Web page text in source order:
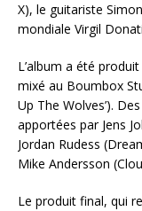
X), le guitariste
mondiale Virgil
L’album a été
mixé au Boumbox
Up The Wolves’).
apportées par Jens
Jordan Rudess
Mike Andersson
Le produit final, qui